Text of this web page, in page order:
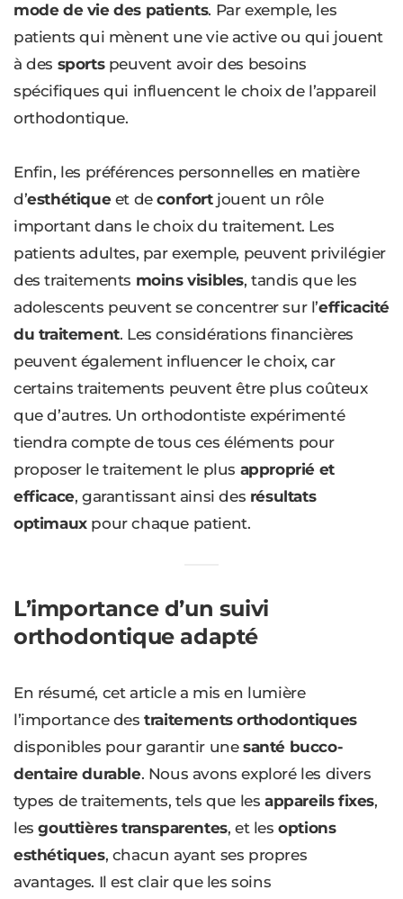
mode de vie des patients. Par exemple, les
patients qui mènent une vie active ou qui jouent
à des sportspeuvent avoir des besoins
spécifiques qui influencent le choix de l’appareil
orthodontique.
Enfin, les préférences personnelles en matière
d’esthétiqueet deconfortjouent un rôle
important dans le choix du traitement. Les
patients adultes, par exemple, peuvent privilégier
des traitements moins visibles, tandis que les
adolescents peuvent se concentrer sur l’efficacité
du traitement. Les considérations financières
peuvent également influencer le choix, car
certains traitements peuvent être plus coûteux
que d’autres. Un orthodontiste expérimenté
tiendra compte de tous ces éléments pour
proposer le traitement le plus approprié et
efficace, garantissant ainsi des résultats
optimauxpour chaque patient.
L’importance d’un suivi
orthodontique adapté
En résumé, cet article a mis en lumière
l’importance destraitements orthodontiques
disponibles pour garantir unesanté bucco-
dentaire durable. Nous avons exploré les divers
types de traitements, tels que lesappareils fixes,
lesgouttières transparentes, et lesoptions
esthétiques, chacun ayant ses propres
avantages. Il est clair que les soins